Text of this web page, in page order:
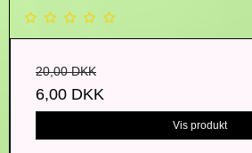
20,00 DKK
6,00 DKK
Vis produkt